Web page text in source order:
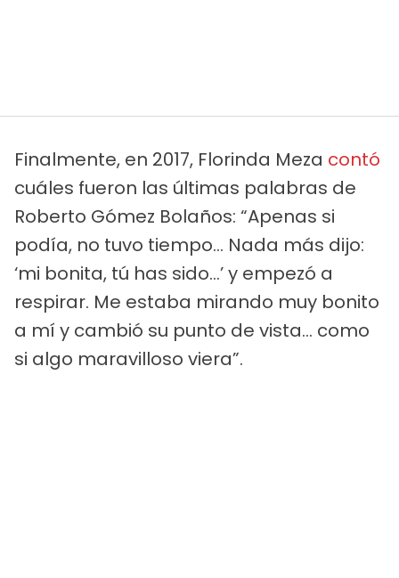
Finalmente, en 2017, Florinda Meza contó
cuáles fueron las últimas palabras de
Roberto Gómez Bolaños: “Apenas si
podía, no tuvo tiempo… Nada más dijo:
‘mi bonita, tú has sido…’ y empezó a
respirar. Me estaba mirando muy bonito
a mí y cambió su punto de vista… como
si algo maravilloso viera”.